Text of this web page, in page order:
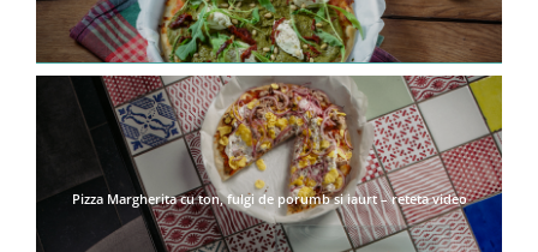
Pizza Margherita cu ton, fulgi de porumb si iaurt – reteta video